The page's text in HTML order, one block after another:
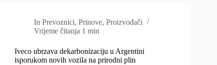
In Prevoznici,Prinove,Proizvođači
Vrijeme čitanja 1 min
Iveco ubrzava dekarbonizaciju u Argentini
isporukom novih vozila na prirodni plin